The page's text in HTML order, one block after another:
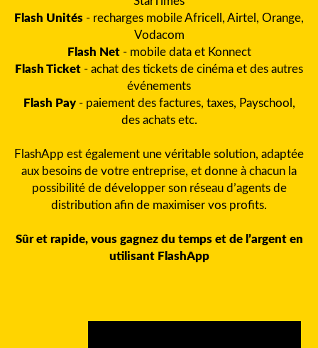
Flash Unités - recharges mobile Africell, Airtel, Orange,
Vodacom
Flash Net- mobile data et Konnect
Flash Ticket - achat des tickets de cinéma et des autres
événements
Flash Pay- paiement des factures, taxes, Payschool,
des achats etc.
FlashApp est également une véritable solution, adaptée
aux besoins de votre entreprise, et donne à chacun la
possibilité de développer son réseau d’agents de
distribution afin de maximiser vos profits.
Sûr et rapide, vous gagnez du temps et de l’argent en
utilisant FlashApp